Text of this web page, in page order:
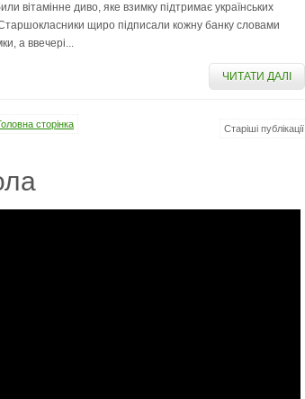
вітамінне диво, яке взимку підтримає українських
Старшокласники щиро підписали кожну банку словами
а ввечері...
ЧИТАТИ ДАЛІ
Старіші публікації
сторінка